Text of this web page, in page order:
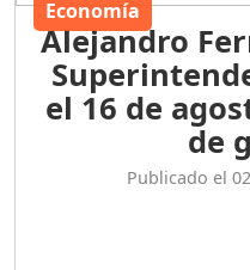
Economía
Alejandro
el 16 de
de
Publicado el